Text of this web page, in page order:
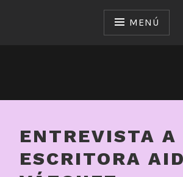
MENÚ
ENTREVISTA A
ESCRITORA